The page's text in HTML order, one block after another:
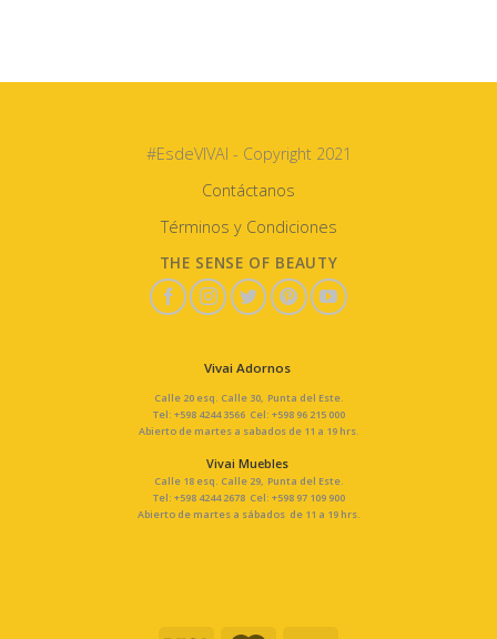
#EsdeVIVAI - Copyright 2021
Contáctanos
Términos y Condiciones
THE SENSE OF BEAUTY
Vivai Adornos
Calle 20 esq. Calle 30, Punta del Este.
Tel: +598 4244 3566 Cel: +598 96 215 000
Abierto de martes a sabados de 11 a 19 hrs.
Vivai Muebles
Calle 18 esq. Calle 29, Punta del Este.
Tel: +598 4244 2678 Cel: +598 97 109 900
Abierto de martes a sábados de 11 a 19 hrs.